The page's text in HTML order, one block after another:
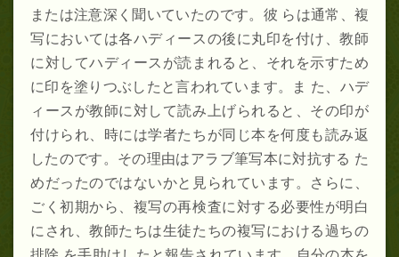
または注意深く聞いていたのです。彼 らは通常、複
写においては各ハディースの後に丸印を付け、教師
に対してハディースが読まれると、それを示すため
に印を塗りつぶしたと言われています。ま た、ハデ
ィースが教師に対して読み上げられると、その印が
付けられ、時には学者たちが同じ本を何度も読み返
したのです。その理由はアラブ筆写本に対抗する た
めだったのではないかと見られています。さらに、
ごく初期から、複写の再検査に対する必要性が明白
にされ、教師たちは生徒たちの複写における過ちの